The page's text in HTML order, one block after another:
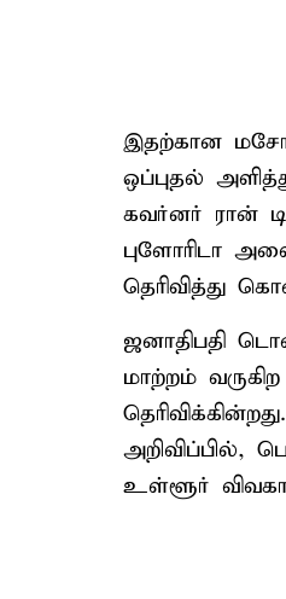
இதற்கான
ஒப்புதல்
கவர்னர் ரான்
புளோரிடா
தெரிவித்து
ஜனாதிபதி
மாற்றம்
அறிவிப்பில்,
உள்ளூர்